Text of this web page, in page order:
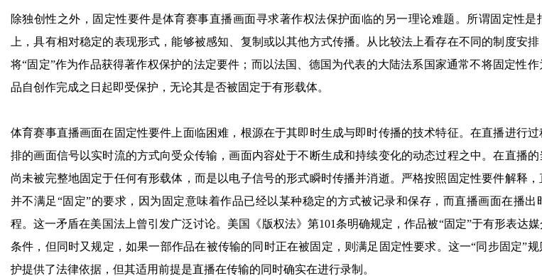
除独创性之外，固定性要件是体育赛事直播画面寻求著作权法保护面临的另一理论难题。所谓固定性
上，具有相对稳定的表现形式，能够被感知、复制或以其他方式传播。从比较法上看存在不同的制度安
将“固定”作为作品获得著作权保护的法定要件；而以法国、德国为代表的大陆法系国家通常不将固定性
品自创作完成之日起即受保护，无论其是否被固定于有形载体。
体育赛事直播画面在固定性要件上面临困难，根源在于其即时生成与即时传播的技术特征。在直播进行
排的画面信号以实时流的方式向受众传输，画面内容处于不断生成和持续变化的动态过程之中。在直播
尚未被完整地固定于任何有形载体，而是以电子信号的形式瞬时传播并消逝。严格按照固定性要件解释
并不满足“固定”的要求，因为固定意味着作品已经以某种稳定的方式被记录和保存，而直播画面在播出
程。这一矛盾在美国法上曾引发广泛讨论。美国《版权法》第101条明确规定，作品被“固定”于有形表达
条件，但同时又规定，如果一部作品在被传输的同时正在被固定，则满足固定性要求。这一“同步固定”
护提供了法律依据，但其适用前提是直播在传输的同时确实在进行录制。